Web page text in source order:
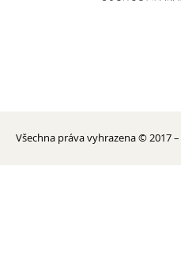
Partneři školy
Všechna práva vyhrazena © 2017 –